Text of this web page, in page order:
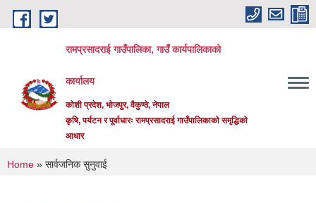
Skip to main content
रामप्रसादराई गाउँपालिका, गाउँ कार्यपालिकाको
कार्यालय
कोशी प्रदेश, भोजपुर, वैकुण्ठे, नेपाल
कृषि, पर्यटन र पूर्वाधारः रामप्रसादराई गाउँपालिकाको समृद्धिको
आधार
You are here
Home » सार्वजनिक सुनुवाई